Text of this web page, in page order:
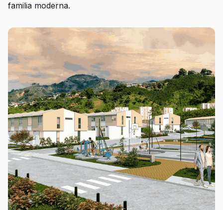
familia moderna.